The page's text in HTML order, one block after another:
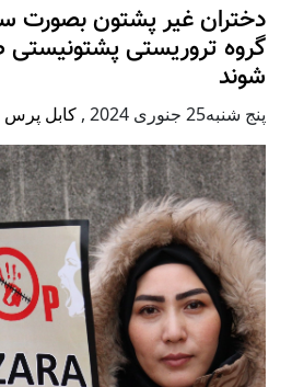
دختران غیر پشتون بصورت
گروه تروریستی پشتونیستی
شوند
پنج شنبه25 جنوری 2024 , کابل پرس